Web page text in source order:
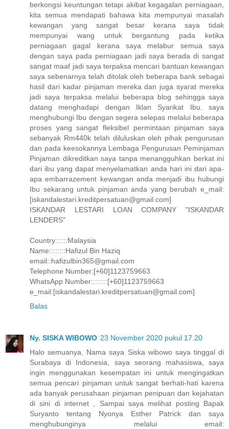
berkongsi keuntungan tetapi akibat kegagalan perniagaan,
kita semua mendapati bahawa kita mempunyai masalah
kewangan yang sangat besar kerana saya tidak
mempunyai wang untuk bergantung pada ketika
perniagaan gagal kerana saya melabur semua saya
dengan saya pada perniagaan jadi saya berada di sangat
sangat maaf jadi saya terpaksa mencari bantuan kewangan
saya sebenarnya telah ditolak oleh beberapa bank sebagai
hasil dari kadar pinjaman mereka dan juga syarat mereka
jadi saya terpaksa melalui beberapa blog sehingga saya
datang menghadapi dengan Iklan Syarikat Ibu. saya
menghubungi Ibu dengan segera selepas melalui beberapa
proses yang sangat fleksibel permintaan pinjaman saya
sebanyak Rm440k telah diluluskan oleh pihak pengurusan
dan pada keesokannya Lembaga Pengurusan Peminjaman
Pinjaman dikreditkan saya tanpa menangguhkan berkat ini
dari ibu yang dapat menyelamatkan anda hari ini dari apa-
apa embarrazement kewangan anda menjadi ibu hubungi
Ibu sekarang untuk pinjaman anda yang berubah e_mail:
[iskandalestari.kreditpersatuan@gmail.com]
ISKANDAR LESTARI LOAN COMPANY "ISKANDAR
LENDERS"
Country::::::Malaysia
Name::::::::Hafizul Bin Haziq
email::hafizulbin365@gmail.com
Telephone Number:[+60]1123759663
WhatsApp Number::::::::[+60]1123759663
e_mail:[iskandalestari.kreditpersatuan@gmail.com]
Balas
Ny. SISKA WIBOWO 23 November 2020 pukul 17.20
Halo semuanya, Nama saya Siska wibowo saya tinggal di
Surabaya di Indonesia, saya seorang mahasiswa, saya
ingin menggunakan kesempatan ini untuk mengingatkan
semua pencari pinjaman untuk sangat berhati-hati karena
ada banyak perusahaan pinjaman penipuan dan kejahatan
di sini di internet , Sampai saya melihat posting Bapak
Suryanto tentang Nyonya Esther Patrick dan saya
menghubunginya melalui email: